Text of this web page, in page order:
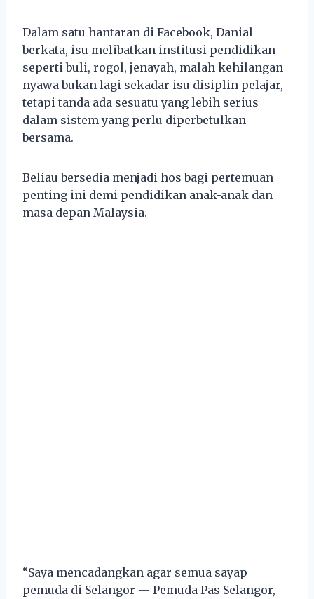
Dalam satu hantaran di Facebook, Danial
berkata, isu melibatkan institusi pendidikan
seperti buli, rogol, jenayah, malah kehilangan
nyawa bukan lagi sekadar isu disiplin pelajar,
tetapi tanda ada sesuatu yang lebih serius
dalam sistem yang perlu diperbetulkan
bersama.
Beliau bersedia menjadi hos bagi pertemuan
penting ini demi pendidikan anak-anak dan
masa depan Malaysia.
“Saya mencadangkan agar semua sayap
pemuda di Selangor — Pemuda Pas Selangor,